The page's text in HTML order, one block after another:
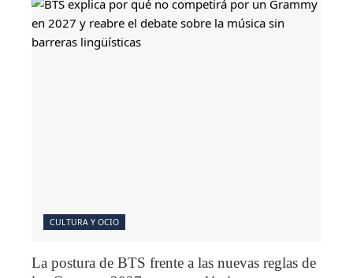
CULTURA Y OCIO
La postura de BTS frente a las nuevas reglas de